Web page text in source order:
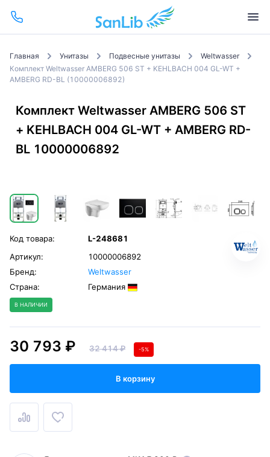
Главная Унитазы Подвесные унитазы
Weltwasser
Комплект Weltwasser AMBERG 506 ST + KEHLBACH 004 GL-WT +
AMBERG RD-BL (10000006892)
Комплект Weltwasser AMBERG 506 ST
+ KEHLBACH 004 GL-WT + AMBERG RD-
BL 10000006892
Код товара:
L-248681
Артикул:
10000006892
Бренд:
Weltwasser
Страна:
Германия
В НАЛИЧИИ
30 793 ₽ 32 414 ₽ -5%
В корзину